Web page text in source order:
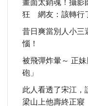
畫面太銷魂！攝影
狂 網友：該轉行
昔日爽當別人小
惱！
被飛彈炸暈～ 正
砲」
此人看透了宋江，
梁山上他壽終正寢